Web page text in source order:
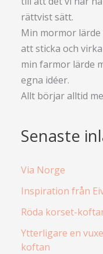
rättvist sätt.
Min mormor
att sticka och
min farmor lärde
egna idéer.
Allt börjar alltid
Senaste
Via Norge
Inspiration från
Röda korset-
Ytterligare en
koftan